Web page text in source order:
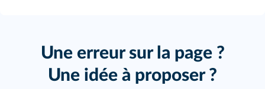
Une erreur sur la page ?
Une idée à proposer ?